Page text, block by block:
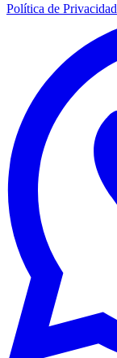
Política de Privacidad